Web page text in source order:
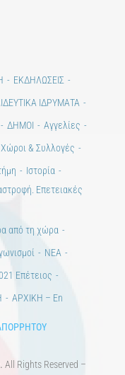
ΕΚΔΗΛΩΣΕΙΣ
ΙΔΡΥΜΑΤΑ
ΔΗΜΟΙ
Αγγελίες
Χώροι & Συλλογές
Ιστορία
Επετειακές
από τη χώρα
ΝΕΑ
Επέτειος
ΑΡΧΙΚΗ – En
All Rights Reserved –